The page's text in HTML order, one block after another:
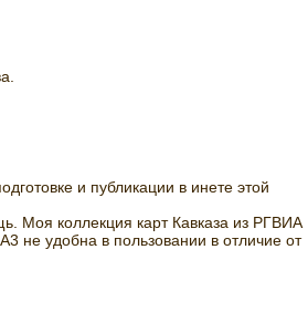
и публикации в инете этой
Моя коллекция карт Кавказа из РГВИА
не удобна в пользовании в отличие от